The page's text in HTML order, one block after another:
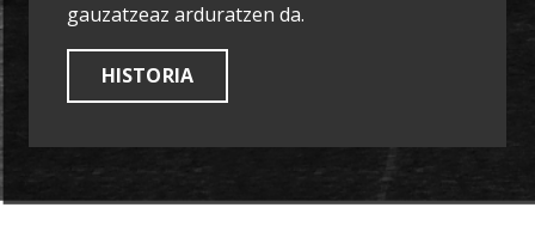
gauzatzeaz arduratzen da.
HISTORIA